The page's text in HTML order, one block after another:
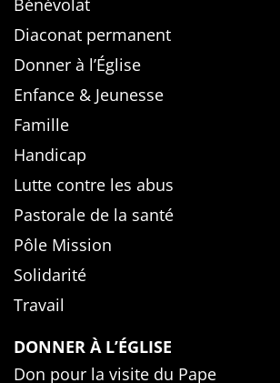
Bénévolat
Diaconat permanent
Donner à l’Église
Enfance & Jeunesse
Famille
Handicap
Lutte contre les abus
Pastorale de la santé
Pôle Mission
Solidarité
Travail
DONNER À L’ÉGLISE
Don pour la visite du Pape